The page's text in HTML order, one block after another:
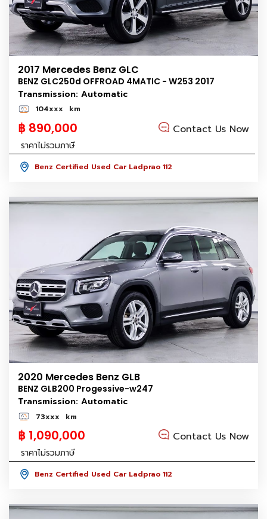
2017 Mercedes Benz GLC
BENZ GLC250d OFFROAD 4MATIC - W253 2017
Transmission: Automatic
104xxx km
฿ 890,000 Contact Us Now
ราคาไม่รวมภาษี
Benz Certified Used Car Ladprao 112
2020 Mercedes Benz GLB
BENZ GLB200 Progessive-w247
Transmission: Automatic
73xxx km
฿ 1,090,000 Contact Us Now
ราคาไม่รวมภาษี
Benz Certified Used Car Ladprao 112